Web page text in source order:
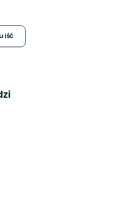
iść